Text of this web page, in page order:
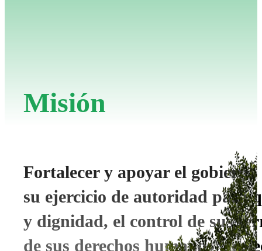
Misión
Fortalecer y apoyar el
su ejercicio de autoridad para
y dignidad, el control de sus
de sus derechos humanos y